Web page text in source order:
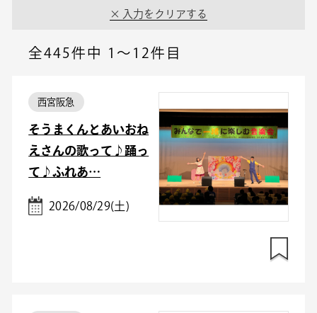
入力をクリアする
全445件中 1～12件目
西宮阪急
そうまくんとあいおね
えさんの歌って♪踊っ
て♪ふれあ…
2026/08/29(土)